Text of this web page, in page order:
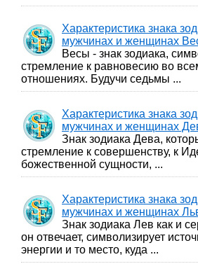
Характеристика знака
мужчинах и женщинах
Весы - знак зодиака,
стремление к равновесию во
отношениях. Будучи седьмы ...
Характеристика знака
мужчинах и женщинах
Знак зодиака Дева,
стремление к совершенству, к
божественной сущности, ...
Характеристика знака
мужчинах и женщинах
Знак зодиака Лев как и
он отвечает, символизирует
энергии и то место, куда ...